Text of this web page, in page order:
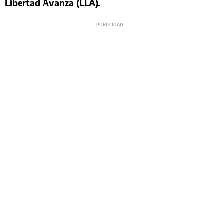
Libertad Avanza (LLA).